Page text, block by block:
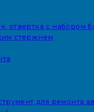
отвертка с набором
стержнем
для ремонта